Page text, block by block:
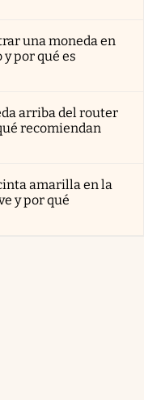
una moneda en
por qué es
arriba del router
recomiendan
amarilla en la
y por qué